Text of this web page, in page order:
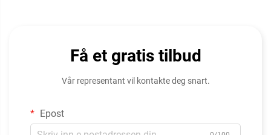
Få et gratis tilbud
Vår representant vil kontakte deg snart.
Epost